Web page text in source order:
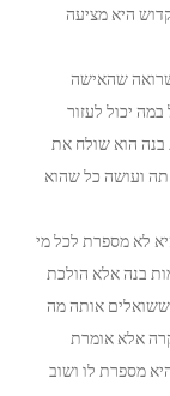
היא מציעה
שהאישה
יכול לעזור
בנה הוא שולח את
ועושה כל שהוא
לא מספרת לכל מי
בנה אלא הולכת
אותה מה
אלא אומרת
מספרת לו ושוב